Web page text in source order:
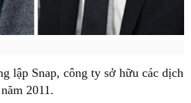
lập Snap, công ty sở hữu các dịch
2011.